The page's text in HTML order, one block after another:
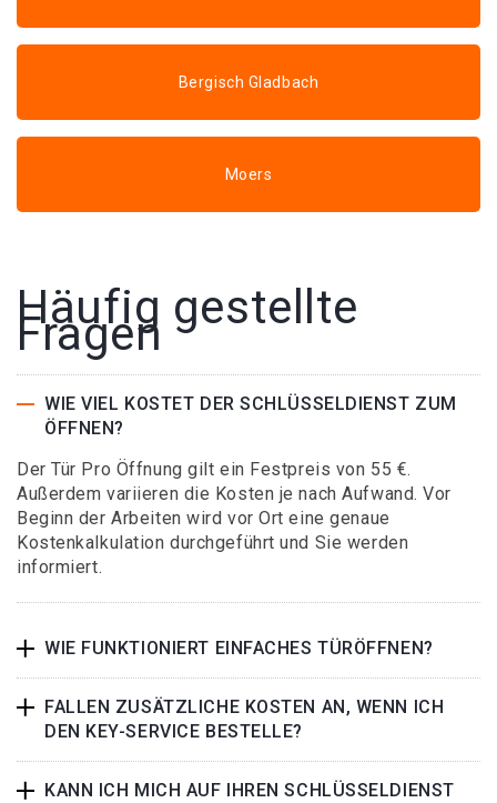
Bergisch Gladbach
Moers
Häufig gestellte
Fragen
WIE VIEL KOSTET DER SCHLÜSSELDIENST ZUM
ÖFFNEN?
Der Tür Pro Öffnung gilt ein Festpreis von 55 €.
Außerdem variieren die Kosten je nach Aufwand. Vor
Beginn der Arbeiten wird vor Ort eine genaue
Kostenkalkulation durchgeführt und Sie werden
informiert.
WIE FUNKTIONIERT EINFACHES TÜRÖFFNEN?
FALLEN ZUSÄTZLICHE KOSTEN AN, WENN ICH
DEN KEY-SERVICE BESTELLE?
KANN ICH MICH AUF IHREN SCHLÜSSELDIENST